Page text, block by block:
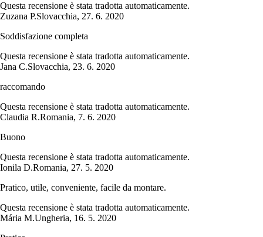
Questa recensione è stata tradotta automaticamente.
Zuzana P.Slovacchia, 27. 6. 2020
Soddisfazione completa
Questa recensione è stata tradotta automaticamente.
Jana C.Slovacchia, 23. 6. 2020
raccomando
Questa recensione è stata tradotta automaticamente.
Claudia R.Romania, 7. 6. 2020
Buono
Questa recensione è stata tradotta automaticamente.
Ionila D.Romania, 27. 5. 2020
Pratico, utile, conveniente, facile da montare.
Questa recensione è stata tradotta automaticamente.
Mária M.Ungheria, 16. 5. 2020